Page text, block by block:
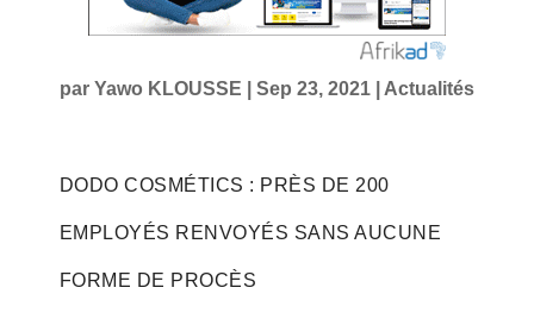
par Yawo KLOUSSE Sep 23, 2021| Actualités
DODO COSMÉTICS : PRÈS DE 200
EMPLOYÉS RENVOYÉS SANS AUCUNE
FORME DE PROCÈS